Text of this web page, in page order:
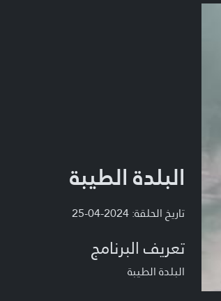
البلدة الطيبة
تاريخ الحلقة: 2024-04-25
تعريف البرنامج
البلدة الطيبة